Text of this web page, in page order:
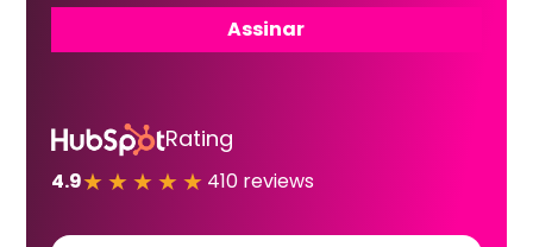
Rating
4.9★★★★★ 410 reviews